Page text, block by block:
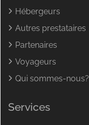
Hébergeurs
Autres prestataires
Partenaires
Voyageurs
Qui sommes-nous?
Services